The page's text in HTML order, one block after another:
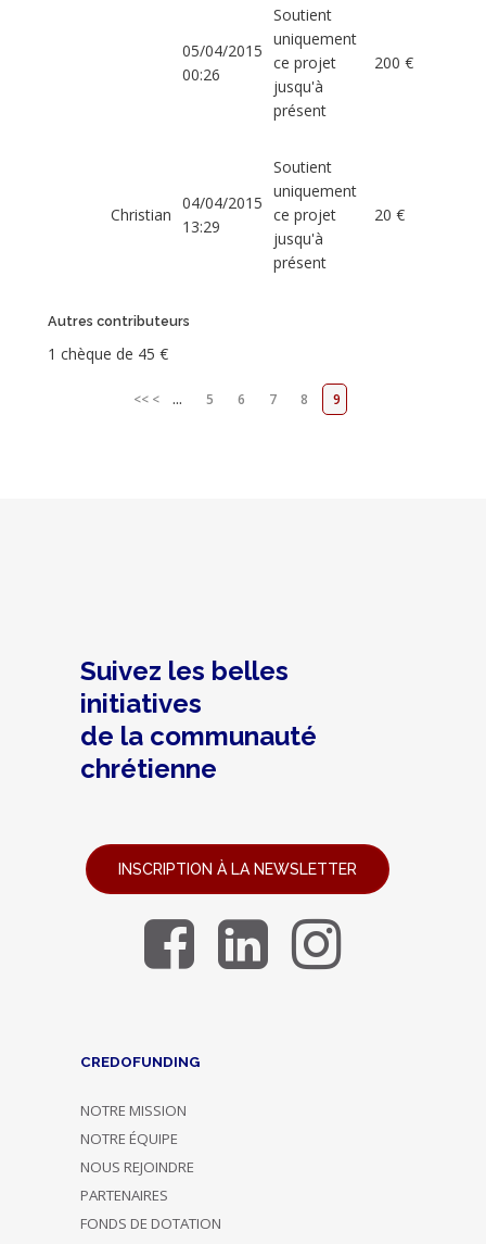
05/04/2015
00:26
Soutient
uniquement
ce projet
jusqu'à
présent
200 €
Christian
04/04/2015
13:29
Soutient
uniquement
ce projet
jusqu'à
présent
20 €
Autres contributeurs
1 chèque de 45 €
<< < ... 5 6 7 8 9
Suivez les belles
initiatives
de la communauté
chrétienne
INSCRIPTION À LA NEWSLETTER
CREDOFUNDING
NOTRE MISSION
NOTRE ÉQUIPE
NOUS REJOINDRE
PARTENAIRES
FONDS DE DOTATION